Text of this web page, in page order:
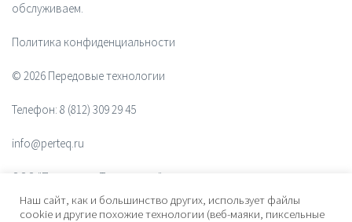
обслуживаем.
Политика конфиденциальности
© 2026 Передовые технологии
Телефон: 8 (812) 309 29 45
info@perteq.ru
ООО "Передовые Технологии"
ОГРН 1117847072628
Наш сайт, как и большинство других, использует файлы
cookie и другие похожие технологии (веб-маяки, пиксельные